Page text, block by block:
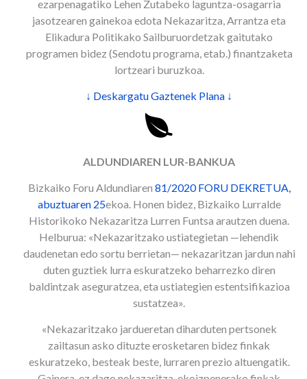
ezarpenagatiko Lehen Zutabeko laguntza-osagarria
jasotzearen gainekoa edota Nekazaritza, Arrantza eta
Elikadura Politikako Sailburuordetzak gaitutako
programen bidez (Sendotu programa, etab.) finantzaketa
lortzeari buruzkoa.
↓ Deskargatu Gaztenek Plana ↓
ALDUNDIAREN LUR-BANKUA
Bizkaiko Foru Aldundiaren 81/2020 FORU DEKRETUA,
abuztuaren 25ekoa. Honen bidez, Bizkaiko Lurralde
Historikoko Nekazaritza Lurren Funtsa arautzen duena.
Helburua: «Nekazaritzako ustiategietan —lehendik
daudenetan edo sortu berrietan— nekazaritzan jardun nahi
duten guztiek lurra eskuratzeko beharrezko diren
baldintzak aseguratzea, eta ustiategien estentsifikazioa
sustatzea».
«Nekazaritzako jardueretan diharduten pertsonek
zailtasun asko dituzte erosketaren bidez finkak
eskuratzeko, besteak beste, lurraren prezio altuengatik.